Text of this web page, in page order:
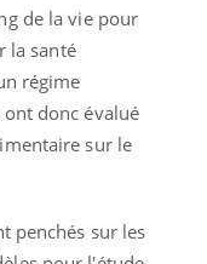
de la vie pour
la santé
régime
donc évalué
sur le
penchés sur les